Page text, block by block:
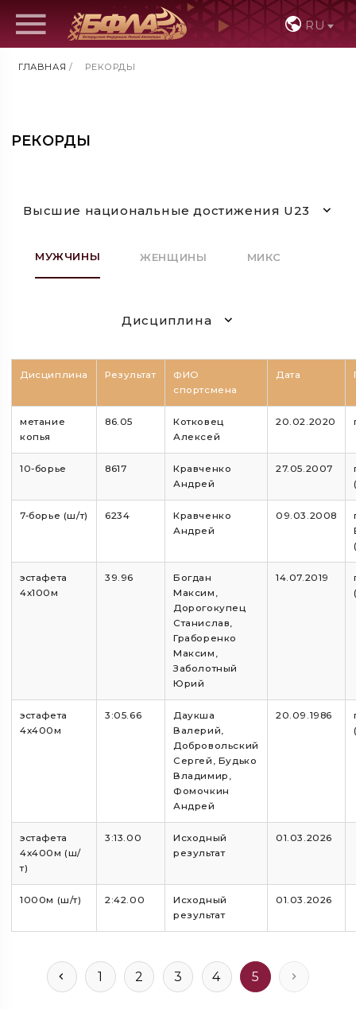
RU
ГЛАВНАЯ / РЕКОРДЫ
РЕКОРДЫ
Высшие национальные достижения U23
МУЖЧИНЫ ЖЕНЩИНЫ МИКС
Дисциплина
Дисциплина Результат
ФИО
спортсмена
Дата
метание
копья
86.05
Котковец
Алексей
20.02.2020
10-борье 8617
Кравченко
Андрей
27.05.2007
7-борье (ш/т) 6234
Кравченко
Андрей
09.03.2008
эстафета
4х100м
39.96
Богдан
Максим,
Дорогокупец
Станислав,
Граборенко
Максим,
Заболотный
Юрий
14.07.2019
эстафета
4х400м
3:05.66
Даукша
Валерий,
Добровольский
Сергей, Будько
Владимир,
Фомочкин
Андрей
20.09.1986
эстафета
4х400м (ш/
т)
3:13.00
Исходный
результат
01.03.2026
1000м (ш/т) 2:42.00
Исходный
результат
01.03.2026
1 2 3 4 5